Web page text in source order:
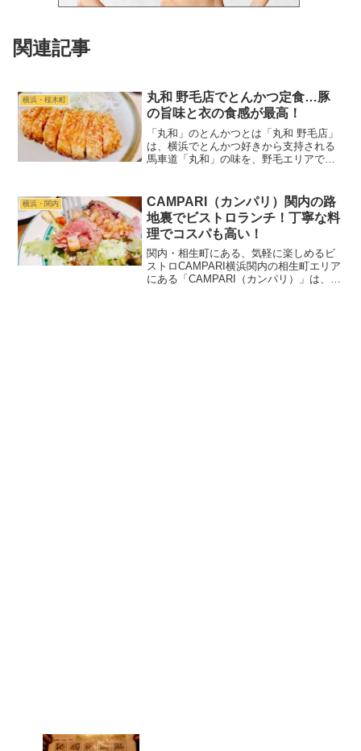
関連記事
横浜・桜木町
丸和 野毛店でとんかつ定食…豚
の旨味と衣の食感が最高！
「丸和」のとんかつとは「丸和 野毛店」
は、横浜でとんかつ好きから支持される
馬車道「丸和」の味を、野毛エリアでラ
す。）ロースの厚みと肉の旨みがしっか
りしていながら、衣...
横浜・関内
CAMPARI（カンパリ）関内の路
地裏でビストロランチ！丁寧な料
理でコスパも高い！
関内・相生町にある、気軽に楽しめるビ
ストロCAMPARI横浜関内の相生町エリア
にある「CAMPARI（カンパリ）」は、関